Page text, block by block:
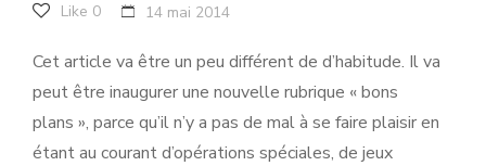
Like 0 14 mai 2014
Cet article va être un peu différent de d’habitude. Il va
peut être inaugurer une nouvelle rubrique « bons
plans », parce qu’il n’y a pas de mal à se faire plaisir en
étant au courant d’opérations spéciales, de jeux